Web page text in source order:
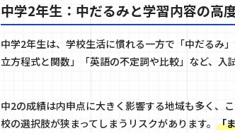
中学2年生：中だるみと学習内容の高
中学2年生は、学校生活に慣れる一方で「中だるみ
立方程式と関数」「英語の不定詞や比較」など、入
中2の成績は内申点に大きく影響する地域も多く、
校の選択肢が狭まってしまうリスクがあります。 「